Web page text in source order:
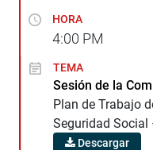
HORA
4:00 PM
TEMA
Sesión de la
Plan de Trabajo
Seguridad
Descargar